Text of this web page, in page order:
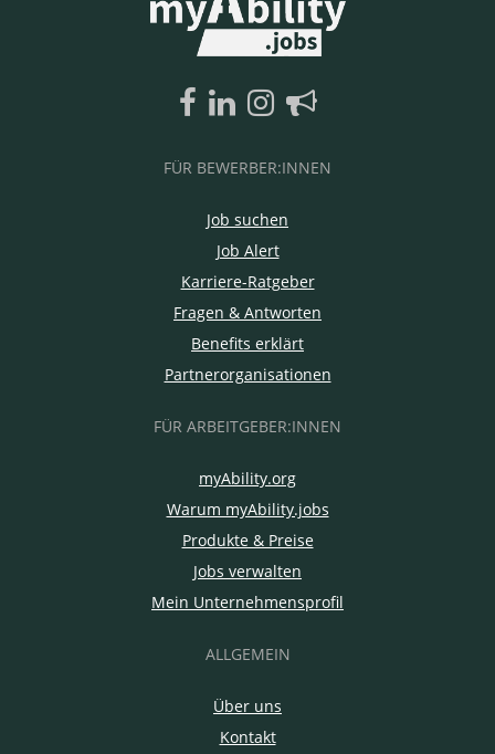
FÜR BEWERBER:INNEN
Job suchen
Job Alert
Karriere-Ratgeber
Fragen & Antworten
Benefits erklärt
Partnerorganisationen
FÜR ARBEITGEBER:INNEN
myAbility.org
Warum myAbility.jobs
Produkte & Preise
Jobs verwalten
Mein Unternehmensprofil
ALLGEMEIN
Über uns
Kontakt